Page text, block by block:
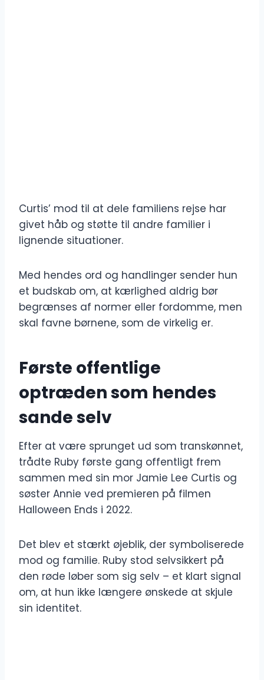
Curtis’ mod til at dele familiens rejse har
givet håb og støtte til andre familier i
lignende situationer.
Med hendes ord og handlinger sender hun
et budskab om, at kærlighed aldrig bør
begrænses af normer eller fordomme, men
skal favne børnene, som de virkelig er.
Første offentlige
optræden som hendes
sande selv
Efter at være sprunget ud som transkønnet,
trådte Ruby første gang offentligt frem
sammen med sin mor Jamie Lee Curtis og
søster Annie ved premieren på filmen
Halloween Ends i 2022.
Det blev et stærkt øjeblik, der symboliserede
mod og familie. Ruby stod selvsikkert på
den røde løber som sig selv – et klart signal
om, at hun ikke længere ønskede at skjule
sin identitet.